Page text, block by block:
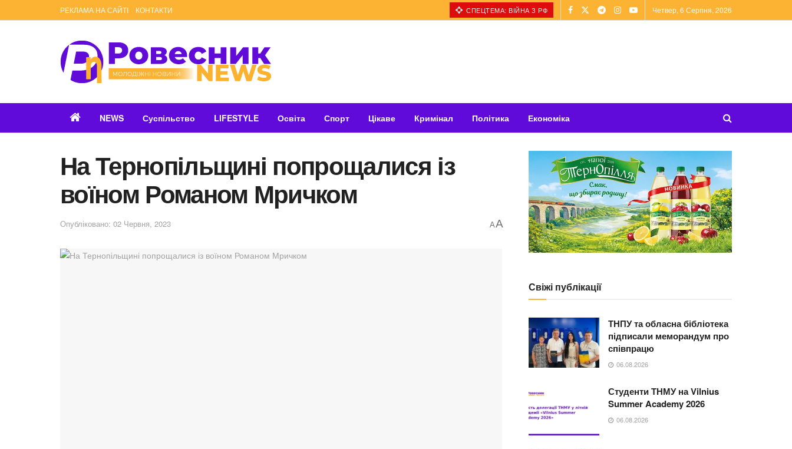
РЕКЛАМА НА САЙТІ КОНТАКТИ СПЕЦТЕМА: ВІЙНА З РФ Четвер, 6 Серпня, 2026
NEWS Суспільство LIFESTYLE Освіта Спорт Цікаве Кримінал Політика Економіка
На Тернопільщині попрощалися із
воїном Романом Мричком
Опубліковано: 02 Червня, 2023 AA
Свіжі публікації
ТНПУ та обласна бібліотека
підписали меморандум про
співпрацю
06.08.2026
Студенти ТНМУ на Vilnius
Summer Academy 2026
06.08.2026